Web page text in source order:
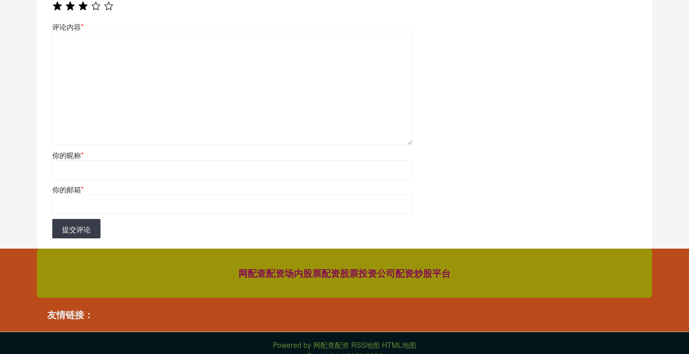
评论内容*
你的昵称*
你的邮箱*
提交评论
网配查配资场内股票配资股票投资公司配资炒股平台
友情链接：
Powered by 网配查配资 RSS地图 HTML地图